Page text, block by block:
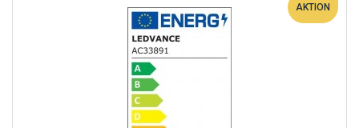
AKTION